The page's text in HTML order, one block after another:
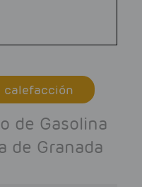
calefacción
de Gasolina
de Granada